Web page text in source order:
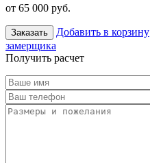
от 65 000 руб.
Заказать Добавить в корзину
замерщика
Получить расчет